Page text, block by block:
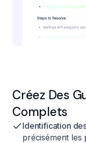
Créez Des
Complets
Identification
précisément les